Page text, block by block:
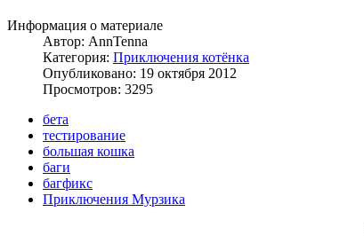
Информация о материале
Автор: AnnTenna
Категория: Приключения котёнка
Опубликовано: 19 октября 2012
Просмотров: 3295
бета
тестирование
большая кошка
баги
багфикс
Приключения Мурзика